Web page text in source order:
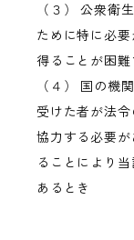
（３） 公衆衛
ために特に必
得ることが困難
（４） 国の機
受けた者が法
協力する必要
ることにより
あるとき